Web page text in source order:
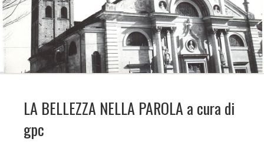
LA BELLEZZA NELLA PAROLA a cura di
gpc